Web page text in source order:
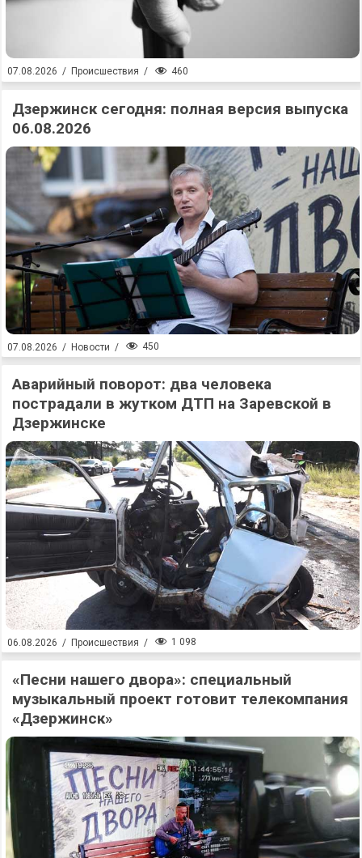
07.08.2026 / Происшествия / 460
Дзержинск сегодня: полная версия выпуска
06.08.2026
07.08.2026 / Новости / 450
Аварийный поворот: два человека
пострадали в жутком ДТП на Заревской в
Дзержинске
06.08.2026 / Происшествия / 1 098
«Песни нашего двора»: специальный
музыкальный проект готовит телекомпания
«Дзержинск»